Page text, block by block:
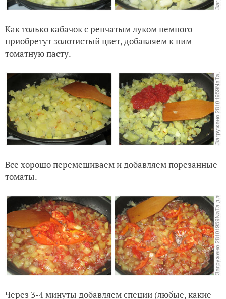
Как только кабачок с репчатым луком немного
приобретут золотистый цвет, добавляем к ним
томатную пасту.
Все хорошо перемешиваем и добавляем порезанные
томаты.
Через 3-4 минуты добавляем специи (любые, какие